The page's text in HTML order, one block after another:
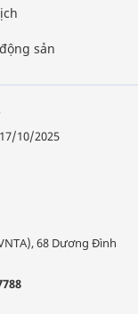
sản
10/2025
68 Dương Đình